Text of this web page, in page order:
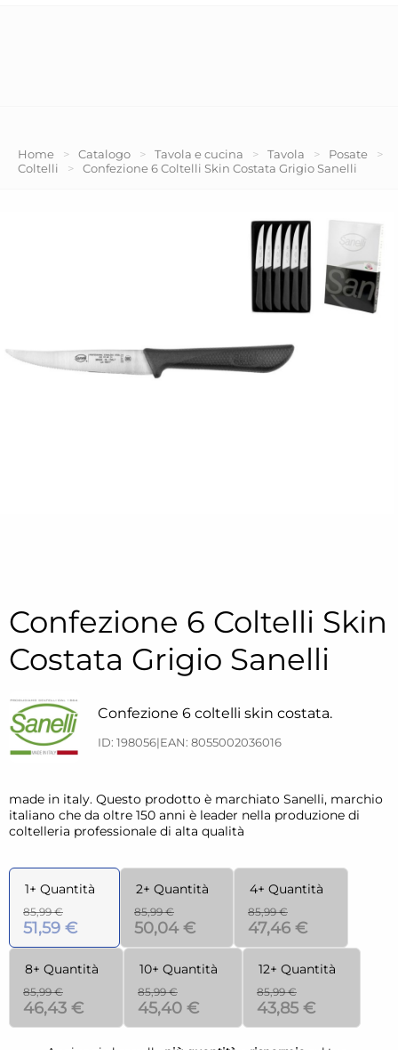
Home > Catalogo > Tavola e cucina > Tavola > Posate
>
Coltelli
> Confezione 6 Coltelli Skin Costata Grigio Sanelli
Confezione 6 Coltelli Skin
Costata Grigio Sanelli
Confezione 6 coltelli skin costata.
ID: 198056|EAN: 8055002036016
made in italy. Questo prodotto è marchiato Sanelli, marchio
italiano che da oltre 150 anni è leader nella produzione di
coltelleria professionale di alta qualità
1+ Quantità
85,99 €
51,59 €
2+ Quantità
85,99 €
50,04 €
4+ Quantità
85,99 €
47,46 €
8+ Quantità
85,99 €
46,43 €
10+ Quantità
85,99 €
45,40 €
12+ Quantità
85,99 €
43,85 €